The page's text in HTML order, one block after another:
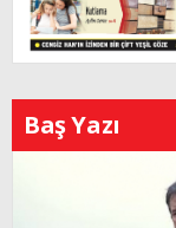
Baş Yazı